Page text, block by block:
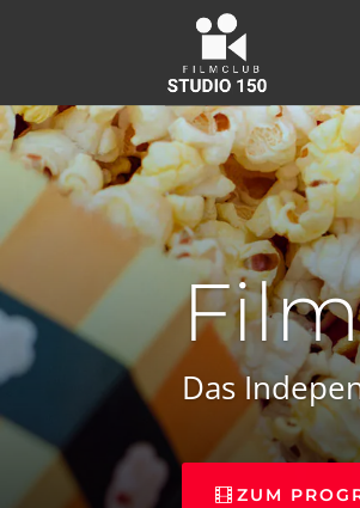
Das
ZUM